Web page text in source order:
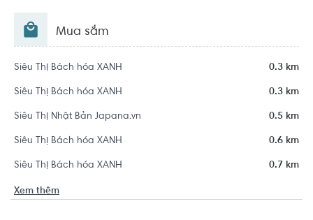
Mua sắm
Siêu Thị Bách hóa XANH 0.3 km
Siêu Thị Bách hóa XANH 0.3 km
Siêu Thị Nhật Bản Japana.vn 0.5 km
Siêu Thị Bách hóa XANH 0.6 km
Siêu Thị Bách hóa XANH 0.7 km
Xem thêm